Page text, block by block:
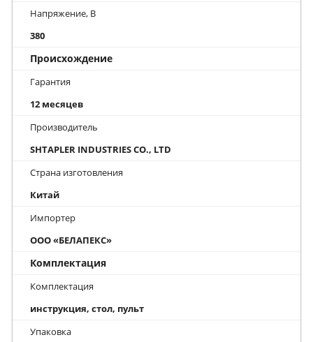
Напряжение, В
380
Происхождение
Гарантия
12 месяцев
Производитель
SHTAPLER INDUSTRIES CO., LTD
Страна изготовления
Китай
Импортер
ООО «БЕЛАПЕКС»
Комплектация
Комплектация
инструкция, стол, пульт
Упаковка